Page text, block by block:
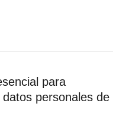
para
personales de